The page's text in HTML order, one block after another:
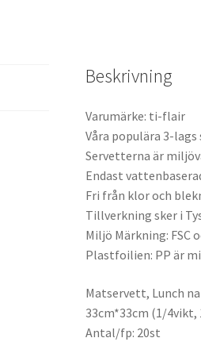
mängd
Beskrivning
Varumärke: ti-flair
Våra populära 3-
Servetterna är
Endast
Fri från klor och
Tillverkning sker i
Miljö Märkning: FSC
Plastfoilien: PP är
Matservett, Lunch
33cm*33cm (1/4vikt,
Antal/fp: 20st